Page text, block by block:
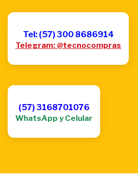
Tel: (57) 300 8686914
Telegram: @tecnocompras
(57) 3168701076
WhatsApp y Celular